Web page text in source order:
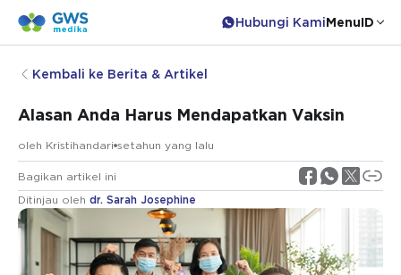
Hubungi KamiMenuID
Kembali ke Berita & Artikel
Alasan Anda Harus Mendapatkan Vaksin
oleh Kristihandari setahun yang lalu
Bagikan artikel ini
Ditinjau oleh dr. Sarah Josephine